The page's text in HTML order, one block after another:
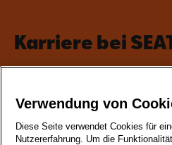
Karriere bei
Verwendung von
Diese Seite verwendet Cookies für
Nutzererfahrung. Um die